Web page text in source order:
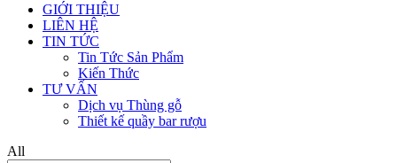
GIỚI THIỆU
LIÊN HỆ
TIN TỨC
Tin Tức Sản Phẩm
Kiến Thức
TƯ VẤN
Dịch vụ Thùng gỗ
Thiết kế quầy bar rượu
All